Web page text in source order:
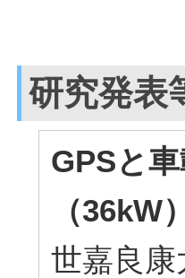
研究発表
GPSと
（
世嘉良